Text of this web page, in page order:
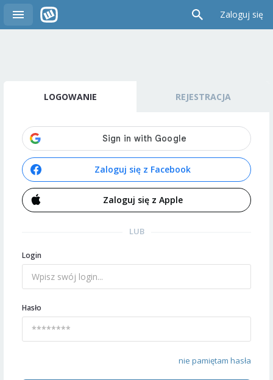
Zaloguj się
LOGOWANIE REJESTRACJA
Zaloguj się z Facebook
Zaloguj się z Apple
LUB
Login
Hasło
nie pamiętam hasła